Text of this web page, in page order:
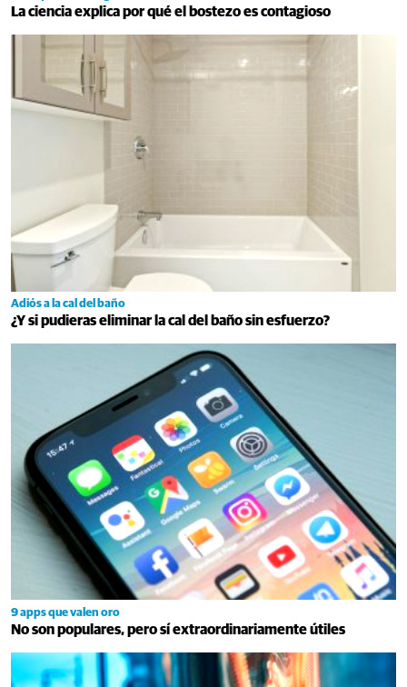
La ciencia explica por qué el bostezo es contagioso
Adiós a la cal del baño
¿Y si pudieras eliminar la cal del baño sin esfuerzo?
9 apps que valen oro
No son populares, pero sí extraordinariamente útiles